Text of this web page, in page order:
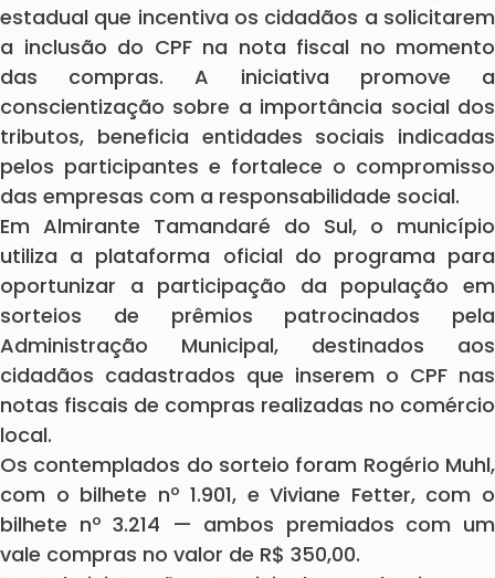
estadual que incentiva os cidadãos a solicitarem
a inclusão do CPF na nota fiscal no momento
das compras. A iniciativa promove a
conscientização sobre a importância social dos
tributos, beneficia entidades sociais indicadas
pelos participantes e fortalece o compromisso
das empresas com a responsabilidade social.
Em Almirante Tamandaré do Sul, o município
utiliza a plataforma oficial do programa para
oportunizar a participação da população em
sorteios de prêmios patrocinados pela
Administração Municipal, destinados aos
cidadãos cadastrados que inserem o CPF nas
notas fiscais de compras realizadas no comércio
local.
Os contemplados do sorteio foram Rogério Muhl,
com o bilhete nº 1.901, e Viviane Fetter, com o
bilhete nº 3.214 — ambos premiados com um
vale compras no valor de R$ 350,00.